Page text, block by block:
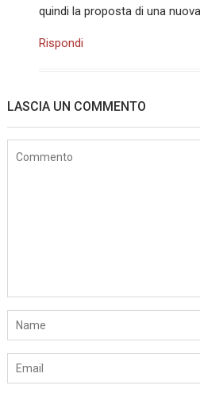
quindi la proposta di una
Rispondi
LASCIA UN COMMENTO